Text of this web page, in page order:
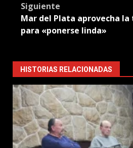
Siguiente
Mar del Plata aprovecha
para «ponerse linda»
HISTORIAS RELACIONADAS